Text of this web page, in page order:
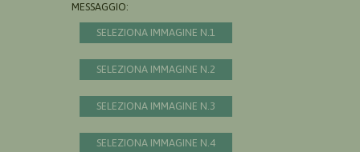
MESSAGGIO:
SELEZIONA IMMAGINE N.1
SELEZIONA IMMAGINE N.2
SELEZIONA IMMAGINE N.3
SELEZIONA IMMAGINE N.4